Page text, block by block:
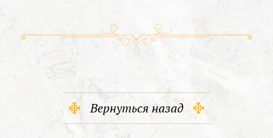
Вернуться назад